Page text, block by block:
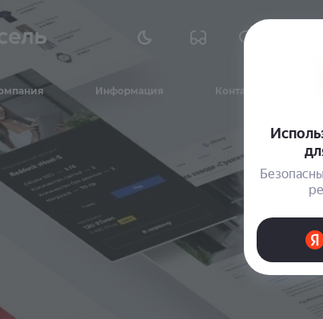
Информация Контакты